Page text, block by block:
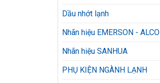
Dầu nhớt lạnh
Nhãn hiệu EMERSON - ALCO
Nhãn hiệu SANHUA
PHỤ KIỆN NGÀNH LẠNH